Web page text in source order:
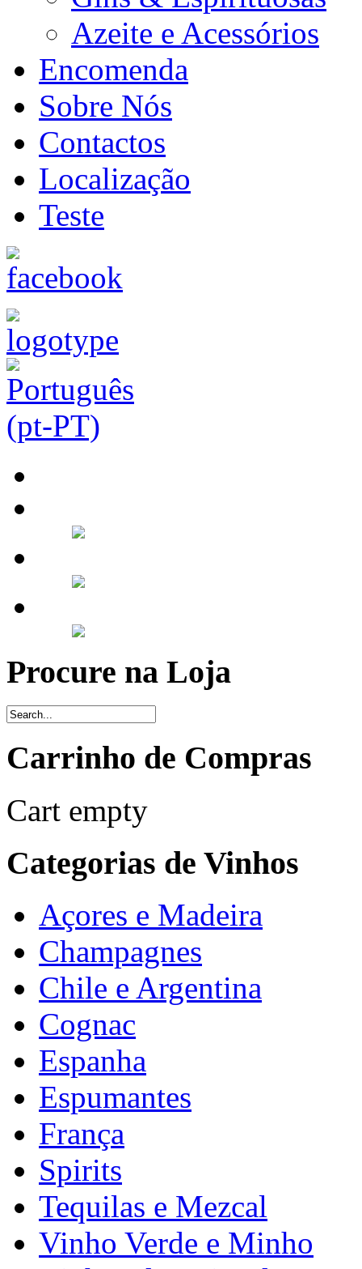
Azeite e Acessórios
Encomenda
Sobre Nós
Contactos
Localização
Teste
Procure na Loja
Carrinho de Compras
Cart empty
Categorias de Vinhos
Açores e Madeira
Champagnes
Chile e Argentina
Cognac
Espanha
Espumantes
França
Spirits
Tequilas e Mezcal
Vinho Verde e Minho